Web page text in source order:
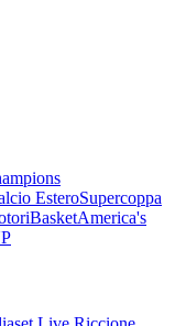
EsteroSupercoppa
BasketAmerica's